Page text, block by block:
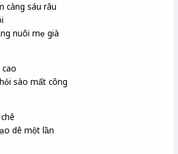
càng sáu râu
nuôi mẹ già
sào mất công
dê một lần